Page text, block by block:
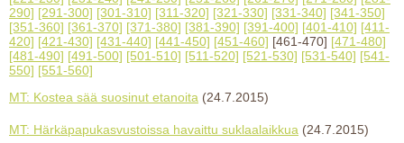
290] [291-300] [301-310] [311-320] [321-330] [331-340] [341-350]
[351-360] [361-370] [371-380] [381-390] [391-400] [401-410] [411-
420] [421-430] [431-440] [441-450] [451-460] [461-470] [471-480]
[481-490] [491-500] [501-510] [511-520] [521-530] [531-540] [541-
550] [551-560]
MT: Kostea sää suosinut etanoita (24.7.2015)
MT: Härkäpapukasvustoissa havaittu suklaalaikkua (24.7.2015)